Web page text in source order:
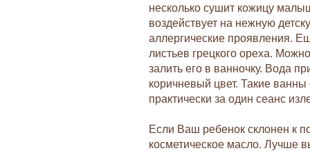
несколько сушит кожицу
воздействует на нежную
аллергические проявления.
листьев грецкого ореха.
залить его в ванночку. Вода
коричневый цвет. Такие
практически за один сеанс
Если Ваш ребенок склонен к
косметическое масло. Лучше